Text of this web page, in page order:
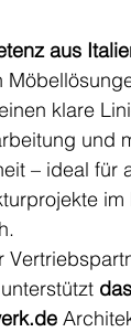
aus
klare
und
– ideal für
im